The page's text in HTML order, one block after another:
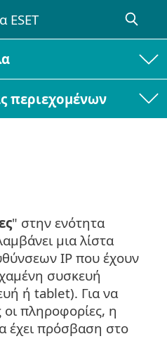
περιεχομένων
" στην ενότητα
μια λίστα
IP που έχουν
συσκευή
ή tablet). Για να
οι πληροφορίες, η
έχει πρόσβαση στο